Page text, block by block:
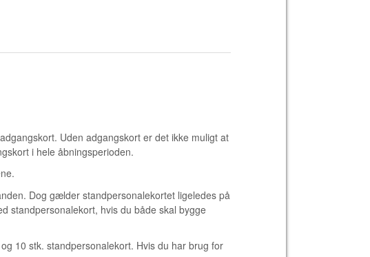
Uden adgangskort er det ikke muligt at
i hele åbningsperioden.
Dog gælder standpersonalekortet ligeledes på
standpersonalekort, hvis du både skal bygge
10 stk. standpersonalekort. Hvis du har brug for